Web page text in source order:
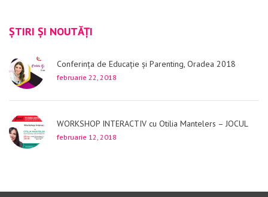
ȘTIRI ȘI NOUTĂȚI
Conferința de Educație și Parenting, Oradea 2018
februarie 22, 2018
WORKSHOP INTERACTIV cu Otilia Mantelers – JOCUL
februarie 12, 2018